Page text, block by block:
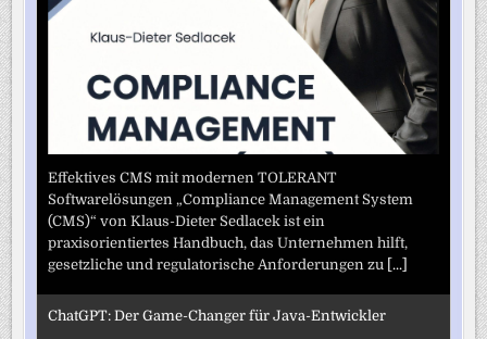
Effektives CMS mit modernen TOLERANT
Softwarelösungen „Compliance Management System
(CMS)“ von Klaus-Dieter Sedlacek ist ein
praxisorientiertes Handbuch, das Unternehmen hilft,
gesetzliche und regulatorische Anforderungen zu [...]
ChatGPT: Der Game-Changer für Java-Entwickler